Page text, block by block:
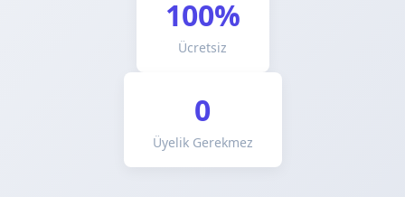
100%
Ücretsiz
0
Üyelik Gerekmez